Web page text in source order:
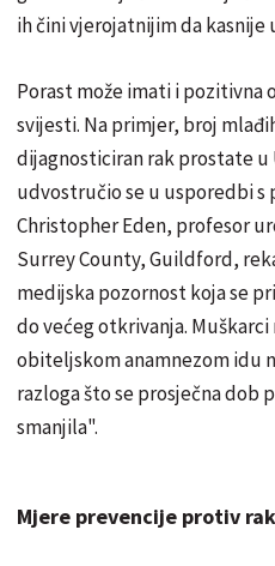
ih čini vjerojatnijim da kasnije
Porast može imati i pozitivna
svijesti. Na primjer, broj
dijagnosticiran rak prostate
udvostručio se u usporedbi s
Christopher Eden, profesor
Surrey County, Guildford,
medijska pozornost koja se
do većeg otkrivanja. Muškarci
obiteljskom anamnezom idu
razloga što se prosječna dob
smanjila".
Mjere prevencije protiv